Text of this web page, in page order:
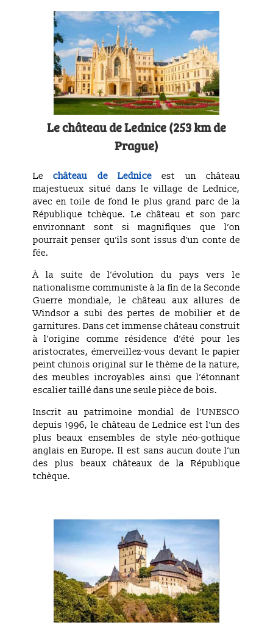
Le château de Lednice (253 km de
Prague)
Lechâteau de Lednice est un château
majestueux situé dans le village de Lednice,
avec en toile de fond le plus grand parc de la
République tchèque. Le château et son parc
environnant sont si magnifiques que l’on
pourrait penser qu’ils sont issus d’un conte de
fée.
À la suite de l’évolution du pays vers le
nationalisme communiste à la fin de la Seconde
Guerre mondiale, le château aux allures de
Windsor a subi des pertes de mobilier et de
garnitures. Dans cet immense château construit
à l’origine comme résidence d’été pour les
aristocrates, émerveillez-vous devant le papier
peint chinois original sur le thème de la nature,
des meubles incroyables ainsi que l’étonnant
escalier taillé dans une seule pièce de bois.
Inscrit au patrimoine mondial de l’UNESCO
depuis 1996, le château de Lednice est l’un des
plus beaux ensembles de style néo-gothique
anglais en Europe. Il est sans aucun doute l’un
des plus beaux châteaux de la République
tchèque.